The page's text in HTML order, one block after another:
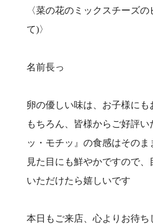
〈菜の花のミックスチーズ
て)〉
名前長っ
卵の優しい味は、お子様にも
もちろん、皆様からご好評い
ッ・モチッ』の食感はそのま
見た目にも鮮やかですので、
いただけたら嬉しいです
本日もご来店、心よりお待ち